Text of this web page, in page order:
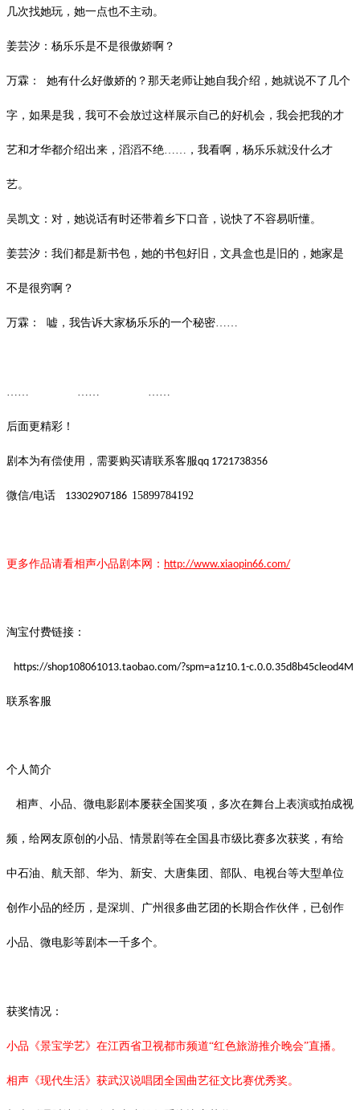
几次找她玩，她一点也不主动。
姜芸汐：杨乐乐是不是很傲娇啊？
万霖： 她有什么好傲娇的？那天老师让她自我介绍，她就说不了几个
字，如果是我，我可不会放过这样展示自己的好机会，我会把我的才
艺和才华都介绍出来，滔滔不绝 ……，我看啊，杨乐乐就没什么才
艺。
吴凯文：对，她说话有时还带着乡下口音，说快了不容易听懂。
姜芸汐：我们都是新书包，她的书包好旧，文具盒也是旧的，她家是
不是很穷啊？
万霖： 嘘，我告诉大家杨乐乐的一个秘密
后面更精彩！
剧本为有偿使用，需要购买请联系客服qq 1721738356
微信/电话 13302907186 15899784192
更多作品请看相声小品剧本网： http://www.xiaopin66.com/
淘宝付费链接：
https://shop108061013.taobao.com/?spm=a1z10.1-c.0.0.35d8b45cleod4M
联系客服
个人简介
相声、小品、微电影剧本屡获全国奖项，多次在舞台上表演或拍成视
频，给网友原创的小品、情景剧等在全国县市级比赛多次获奖，有给
中石油、航天部、华为、新安、大唐集团、部队、电视台等大型单位
创作小品的经历，是深圳、广州很多曲艺团的长期合作伙伴，已创作
小品、微电影等剧本一千多个。
获奖情况：
小品《景宝学艺》在江西省卫视都市频道“红色旅游推介晚会”直播。
相声《现代生活》获武汉说唱团全国曲艺征文比赛优秀奖。